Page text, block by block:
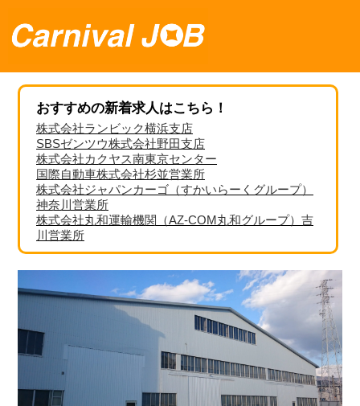
おすすめの新着求人はこちら！
株式会社ランビック横浜支店
SBSゼンツウ株式会社野田支店
株式会社カクヤス南東京センター
国際自動車株式会社杉並営業所
株式会社ジャパンカーゴ（すかいらーくグループ）
神奈川営業所
株式会社丸和運輸機関（AZ-COM丸和グループ）吉
川営業所